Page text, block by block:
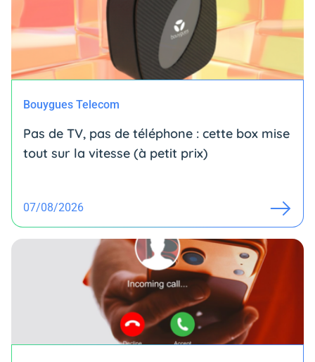
Bouygues Telecom
Pas de TV, pas de téléphone : cette box mise
tout sur la vitesse (à petit prix)
07/08/2026